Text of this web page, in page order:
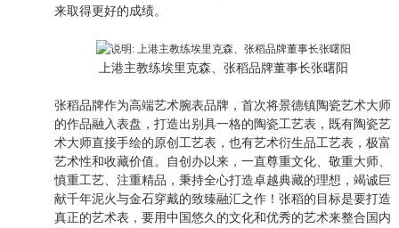
来取得更好的成绩。
上港主教练埃里克森、张稻品牌董事长张曙阳
张稻品牌作为高端艺术腕表品牌，首次将景德镇陶瓷艺术大师
的作品融入表盘，打造出别具一格的陶瓷工艺表，既有陶瓷艺
术大师直接手绘的原创工艺表，也有艺术衍生品工艺表，极富
艺术性和收藏价值。自创办以来，一直尊重文化、敬重大师、
慎重工艺、注重精品，秉持全心打造卓越典藏的理想，竭诚巨
献千年泥火与金石穿戴的致臻融汇之作！张稻的目标是要打造
真正的艺术表，要用中国悠久的文化和优秀的艺术来整合国内